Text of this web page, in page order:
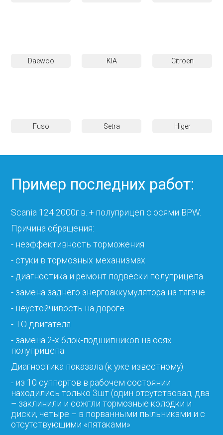
Daewoo KIA Citroen
Fuso Setra Higer
Пример последних работ:
Scania 124 2000г.в. + полуприцеп с осями BPW.
Причина обращения:
- неэффективность торможения
- стуки в тормозных механизмах
- диагностика и ремонт подвески полуприцепа
- замена заднего энергоаккумулятора на тягаче
- неустойчивость на дороге
- ТО двигателя
- замена 2-х блок-подшипников на осях
полуприцепа
Диагностика показала (к уже известному):
- из 10 суппортов в рабочем состоянии
находились только 3шт (один отсутствовал, два
– заклинили и сожгли тормозные колодки и
диски, четыре – в порванными пыльниками и с
отсутствующими «пятаками»